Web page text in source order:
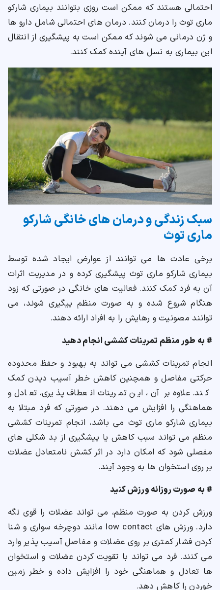
احتمالی هستند که ممکن است روزی بتوانند بیماری شارکو
ماری توث را درمان کنند. درمان های احتمالی شامل دارو ها
و ژن درمانی می شوند که ممکن است به پیشگیری از انتقال
این بیماری به نسل های آینده کمک کنند.
سبک زندگی و درمان های خانگی شارکو
ماری توث
برخی عادت ها می توانند از عوارض ایجاد شده توسط
بیماری شارکو ماری توث پیشگیری کرده و در مدیریت اثرات
آن به فرد کمک کنند. فعالیت های خانگی در صورتی که زود
هنگام شروع شده و به صورت منظم پیگیری شوند، می
توانند مصونیت و رهایش را به افراد ارائه دهند.
# به طور منظم تمرینات کششی انجام دهید
انجام تمرینات کششی می تواند به بهبود و حفظ محدوده
حرکتی مفاصل و همچنین کاهش خطر آسیب دیدن کمک
کند. علاوه بر آن، این تمرینات انعطاف پذیری، تعادل و
هماهنگی را افزایش می دهند. در صورتی که فرد مبتلا به
بیماری شارکو ماری توث می باشد، انجام تمرینات کششی
منظم می تواند سبب کاهش یا پیشگیری از بد شکلی های
مفصلی شود که امکان دارد در اثر کشش نامتعادل عضلات
بر روی استخوان ها به وجود آیند.
# به صورت روزانه ورزش کنید
ورزش کردن به صورت منظم، می تواند عضلات را قوی نگه
دارد. ورزش های low contact مانند دوچرخه سواری و شنا
کردن فشار کمتری بر روی عضلات و مفاصل آسیب پذیر وارد
می کنند. فرد می تواند با تقویت کردن عضلات و استخوان
ها تعادل و هماهنگی خود را افزایش داده و خطر زمین
خوردن را کاهش دهد.